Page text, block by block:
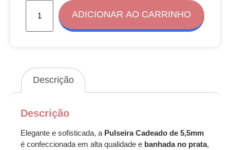
ADICIONAR AO CARRINHO
Descrição
Descrição
Elegante e sofisticada, a Pulseira Cadeado de 5,5mm
é confeccionada em alta qualidade e banhada no prata,